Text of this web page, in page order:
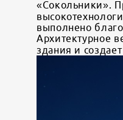
«Сокольники».
выполнено
Архитектурное
здания и